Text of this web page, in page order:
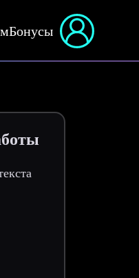
Бонусы